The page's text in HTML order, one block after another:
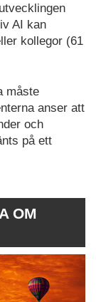
AI kan
kollegor (61
måste
anser att
och
på ett
OM